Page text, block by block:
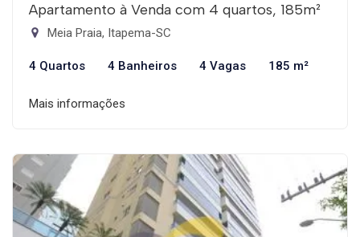
Apartamento à Venda com 4 quartos, 185m²
Meia Praia, Itapema-SC
4 Quartos 4 Banheiros 4 Vagas 185 m²
Mais informações